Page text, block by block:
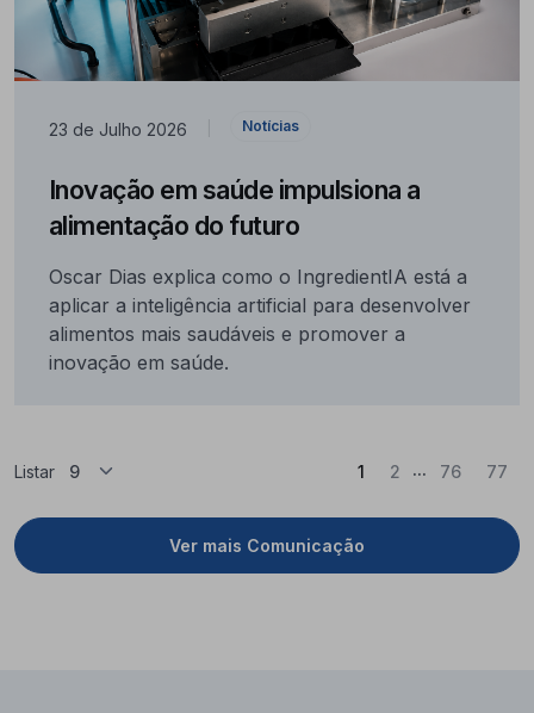
23 de Julho 2026 Notícias
Inovação em saúde impulsiona a
alimentação do futuro
Oscar Dias explica como o IngredientIA está a
aplicar a inteligência artificial para desenvolver
alimentos mais saudáveis e promover a
inovação em saúde.
Listar
Ver mais Comunicação
1 (Atual)
2 ... 76 77